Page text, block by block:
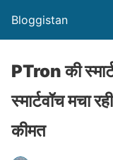
Bloggistan
PTron की
स्मार्टवॉच मचा
कीमत